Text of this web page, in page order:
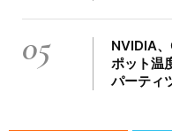
05
NVIDIA
ポット温
パーティ